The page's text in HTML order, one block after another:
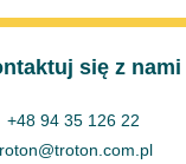
się z nami
+48 94 35 126 22